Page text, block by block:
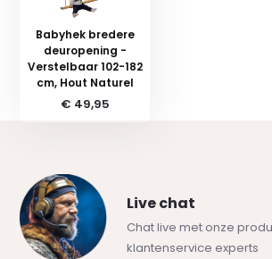
Babyhek bredere
deuropening -
Verstelbaar 102-182
cm, Hout Naturel
€ 49,95
Live chat
Chat live met onze
klantenservice experts